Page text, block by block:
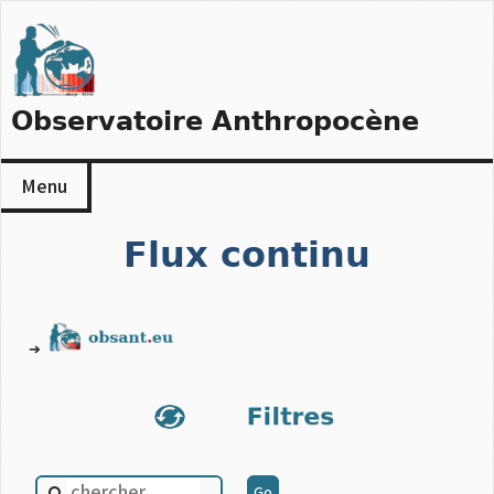
to
content
Observatoire Anthropocène
Menu
Flux continu
➔